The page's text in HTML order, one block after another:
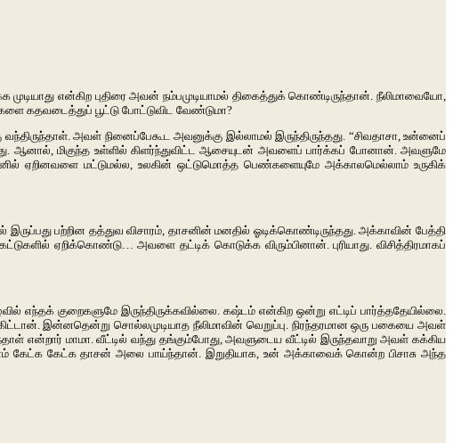
என்கிற புதிரை அவன் நம்பமுடியாமல் திகைத்துக் கொண்டிருந்தான். நீலிமாவையோ,
கதவடைத்துப் பூட்டு போட்டுவிட வேண்டுமா?
அவள் நினைப்பேகூட அவனுக்கு இல்லாமல் இருந்திருந்தது. “சிவதாசா, உன்னைப்
ஆனால், மிகுந்த உள்ளில் கிளர்ந்துவிட்ட ஆசையுடன் அவளைப் பார்க்கப் போனான். அவளுமே
ஏறினவளை மட்டுமல்ல, உலகின் ஒட்டுமொத்த பெண்களையுமே அக்காலமெல்லாம் உருகிக்
பற்றின தத்துவ விசாரம், தாசனின் மனதில் ஓடிக்கொண்டிருந்தது. அக்காவின் பேத்தி
ஏறிக்கொண்டு… அவளை தட்டிக் கொடுக்க விரும்பினான். புரியாது. விசித்திரமாகப்
எந்தக் குறைகளுமே இருந்திருக்கவில்லை. கஷ்டம் என்கிற ஒன்று எட்டிப் பார்த்ததேயில்லை.
இன்னதென்று சொல்லமுடியாத நீலிமாவின் வெறுப்பு. நிரந்தரமான ஒரு பகையை அவள்
என்றார் மாமா. வீட்டில் வந்து தங்கும்போது, அவளுடைய வீட்டில் இருந்தவாறு அவள் கக்கிய
கேட்க கேட்க தாசன் அலை பாய்ந்தான். இறுதியாக, உன் அக்காவைக் கொன்ற பிசாசு அந்த